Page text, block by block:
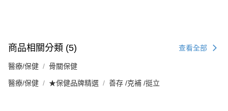
商品相關分類 (5) 查看全部
醫療/保健 骨關保健
醫療/保健 ★保健品牌精選 善存 /克補 /挺立